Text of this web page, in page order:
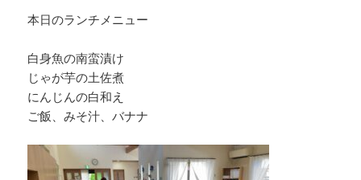
本日のランチメニュー
白身魚の南蛮漬け
じゃが芋の土佐煮
にんじんの白和え
ご飯、みそ汁、バナナ